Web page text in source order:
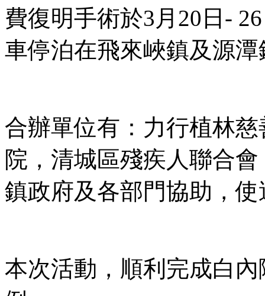
費復明手術於3月20日-
車停泊在飛來峽鎮及源
合辦單位有：力行植林
院，清城區殘疾人聯合
鎮政府及各部門協助，
本次活動，順利完成白